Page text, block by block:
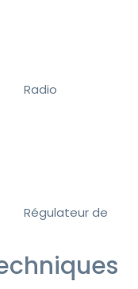
Radio
Régulateur de